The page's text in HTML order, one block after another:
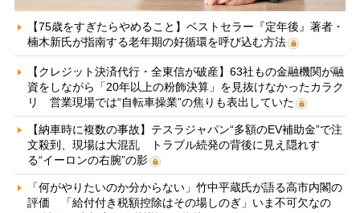
【75歳をすぎたらやめること】ベストセラー『定年後』著者・
楠木新氏が指南する老年期の好循環を呼び込む方法
【クレジット決済代行・全東信が破産】63社もの金融機関が融
資をしながら「20年以上の粉飾決算」を見抜けなかったカラク
リ 営業現場では“自転車操業”の焦りも表出していた
【納車時に複数の事故】テスラジャパン“多額のEV補助金”で注
文殺到、現場は大混乱 トラブル続発の背後に見え隠れす
る“イーロンの右腕”の影
「何がやりたいのか分からない」竹中平蔵氏が語る高市内閣の
評価 「給付付き税額控除はその場しのぎ」いま不可欠なの